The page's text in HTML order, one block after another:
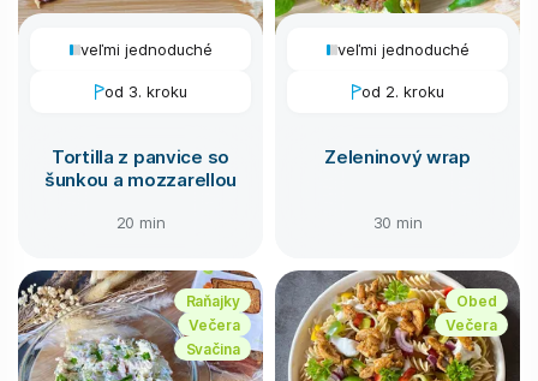
veľmi jednoduché
od 3. kroku
Tortilla z panvice so
šunkou a mozzarellou
20 min
veľmi jednoduché
od 2. kroku
Zeleninový wrap
30 min
Raňajky
Večera
Svačina
Obed
Večera